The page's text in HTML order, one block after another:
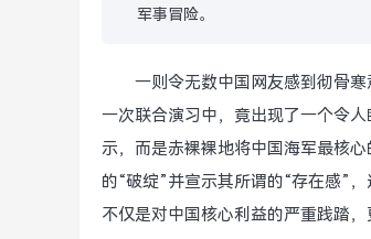
军事冒险。
一则令无数中国网友感到彻骨
一次联合演习中，竟出现了一个令
示，而是赤裸裸地将中国海军最核
的“破绽”并宣示其所谓的“存在感”
不仅是对中国核心利益的严重践踏